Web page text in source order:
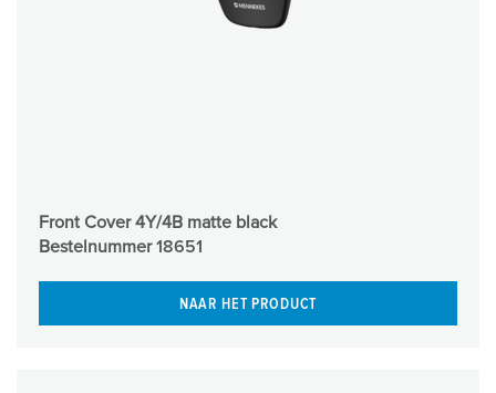
Front Cover 4Y/4B matte black
Bestelnummer18651
NAAR HET PRODUCT